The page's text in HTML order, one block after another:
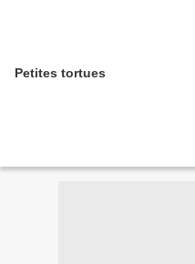
Petites tortues